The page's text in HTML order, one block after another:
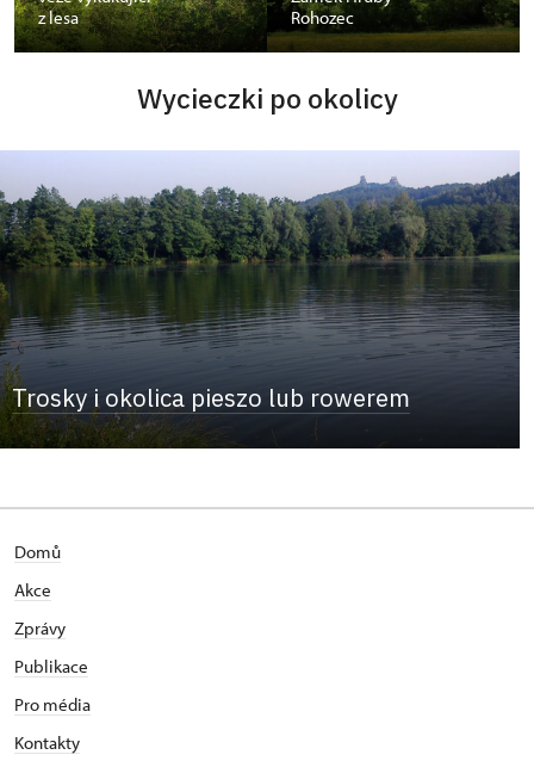
z lesa
Rohozec
Wycieczki po okolicy
Trosky i okolica pieszo lub rowerem
Domů
Akce
Zprávy
Publikace
Pro média
Kontakty